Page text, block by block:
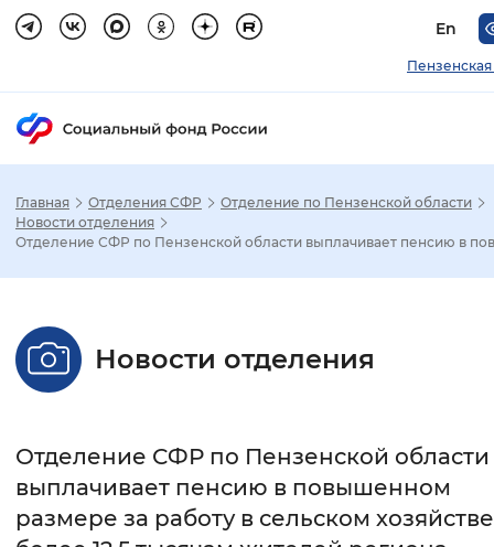
En
Пензенская
Настройка режима отображения
Стандартный Увеличенный
Интервал между буквами
Главная Отделения СФР
Отделение по Пензенской области
Новости отделения
Отделение СФР по Пензенской области выплачивает пенсию в
Новости отделения
Отделение СФР по Пензенской области
выплачивает пенсию в повышенном
размере за работу в сельском хозяйстве